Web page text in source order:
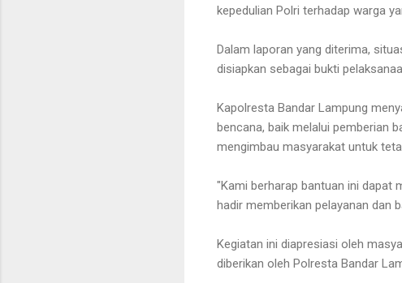
kepedulian Polri terhadap warga
Dalam laporan yang diterima,
disiapkan sebagai bukti
Kapolresta Bandar Lampung
bencana, baik melalui pemberian
mengimbau masyarakat untuk
"Kami berharap bantuan ini dapat
hadir memberikan pelayanan dan
Kegiatan ini diapresiasi oleh
diberikan oleh Polresta Bandar